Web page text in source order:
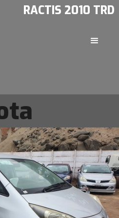
RACTIS 2010 TRD